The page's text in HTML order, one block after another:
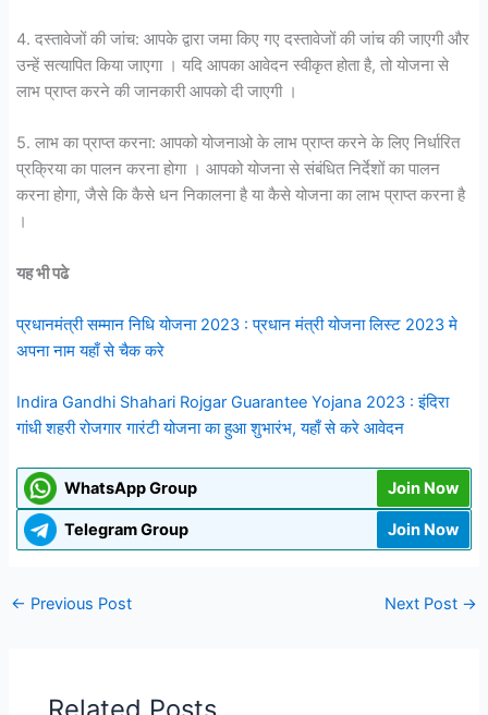
4. दस्तावेजों की जांच: आपके द्वारा जमा किए गए दस्तावेजों की जांच की जाएगी और
उन्हें सत्यापित किया जाएगा । यदि आपका आवेदन स्वीकृत होता है, तो योजना से
लाभ प्राप्त करने की जानकारी आपको दी जाएगी ।
5. लाभ का प्राप्त करना: आपको योजनाओ के लाभ प्राप्त करने के लिए निर्धारित
प्रक्रिया का पालन करना होगा । आपको योजना से संबंधित निर्देशों का पालन
करना होगा, जैसे कि कैसे धन निकालना है या कैसे योजना का लाभ प्राप्त करना है
।
यह भी पढे
प्रधानमंत्री सम्मान निधि योजना 2023 : प्रधान मंत्री योजना लिस्ट 2023 मे
अपना नाम यहाँ से चैक करे
Indira Gandhi Shahari Rojgar Guarantee Yojana 2023 : इंदिरा
गांधी शहरी रोजगार गारंटी योजना का हुआ शुभारंभ, यहाँ से करे आवेदन
WhatsApp Group Join Now
Telegram Group Join Now
← Previous Post Next Post →
Related Posts